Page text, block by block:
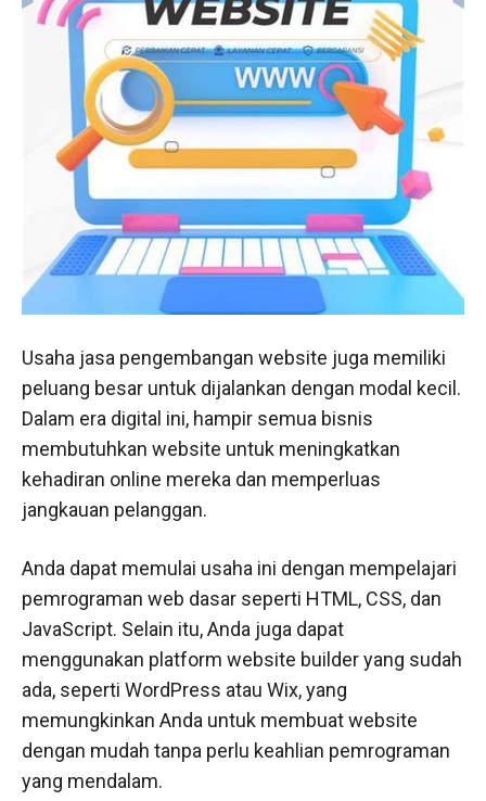
Usaha jasa pengembangan website juga memiliki
peluang besar untuk dijalankan dengan modal kecil.
Dalam era digital ini, hampir semua bisnis
membutuhkan website untuk meningkatkan
kehadiran online mereka dan memperluas
jangkauan pelanggan.
Anda dapat memulai usaha ini dengan mempelajari
pemrograman web dasar seperti HTML, CSS, dan
JavaScript. Selain itu, Anda juga dapat
menggunakan platform website builder yang sudah
ada, seperti WordPress atau Wix, yang
memungkinkan Anda untuk membuat website
dengan mudah tanpa perlu keahlian pemrograman
yang mendalam.